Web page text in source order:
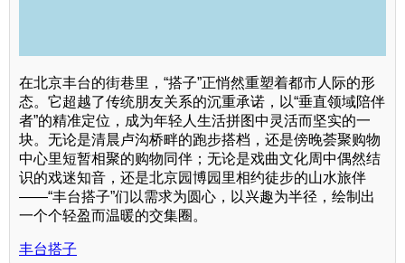
在北京丰台的街巷里，“搭子”正悄然重塑着都市人际的形
态。它超越了传统朋友关系的沉重承诺，以“垂直领域陪伴
者”的精准定位，成为年轻人生活拼图中灵活而坚实的一
块。无论是清晨卢沟桥畔的跑步搭档，还是傍晚荟聚购物
中心里短暂相聚的购物同伴；无论是戏曲文化周中偶然结
识的戏迷知音，还是北京园博园里相约徒步的山水旅伴
——“丰台搭子”们以需求为圆心，以兴趣为半径，绘制出
一个个轻盈而温暖的交集圈。
丰台搭子